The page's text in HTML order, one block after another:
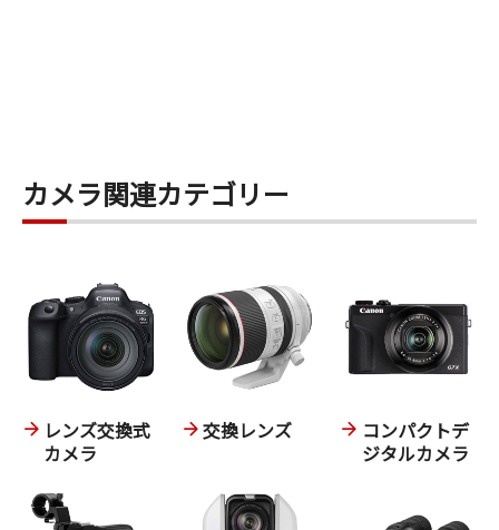
カメラ関連カテゴリー
レンズ交換式
カメラ
交換レンズ
コンパクトデ
ジタルカメラ